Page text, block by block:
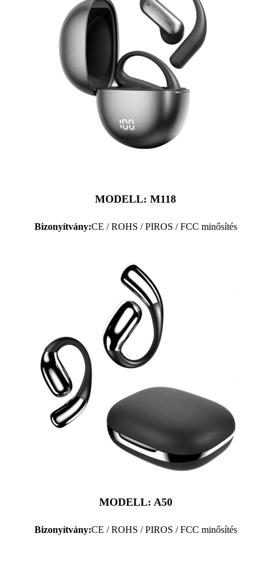
MODELL: M118
Bizonyítvány:CE / ROHS / PIROS / FCC minősítés
MODELL: A50
Bizonyítvány:CE / ROHS / PIROS / FCC minősítés